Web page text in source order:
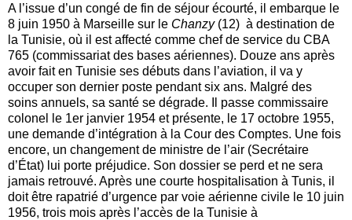
A l’issue d’un congé de fin de séjour écourté, il embarque le
8 juin 1950 à Marseille sur le Chanzy(12) à destination de
la Tunisie, où il est affecté comme chef de service du CBA
765 (commissariat des bases aériennes). Douze ans après
avoir fait en Tunisie ses débuts dans l’aviation, il va y
occuper son dernier poste pendant six ans. Malgré des
soins annuels, sa santé se dégrade. Il passe commissaire
colonel le 1er janvier 1954 et présente, le 17 octobre 1955,
une demande d’intégration à la Cour des Comptes. Une fois
encore, un changement de ministre de l’air (Secrétaire
d’État) lui porte préjudice. Son dossier se perd et ne sera
jamais retrouvé. Après une courte hospitalisation à Tunis, il
doit être rapatrié d’urgence par voie aérienne civile le 10 juin
1956, trois mois après l’accès de la Tunisie à